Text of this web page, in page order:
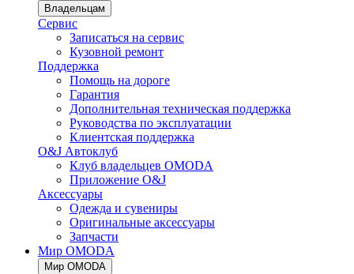
Владельцам
Сервис
Записаться на сервис
Кузовной ремонт
Поддержка
Помощь на дороге
Гарантия
Дополнительная техническая поддержка
Руководства по эксплуатации
Клиентская поддержка
O&J Автоклуб
Клуб владельцев OMODA
Приложение O&J
Аксессуары
Одежда и сувениры
Оригинальные аксессуары
Запчасти
Мир OMODA
Мир OMODA